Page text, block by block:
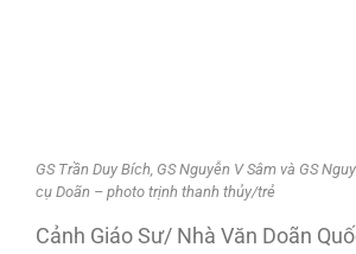
GS Trần Duy Bích, GS Nguyễn V Sâm và GS
cụ Doãn – photo trịnh thanh thủy/trẻ
Cảnh Giáo Sư/ Nhà Văn Doãn